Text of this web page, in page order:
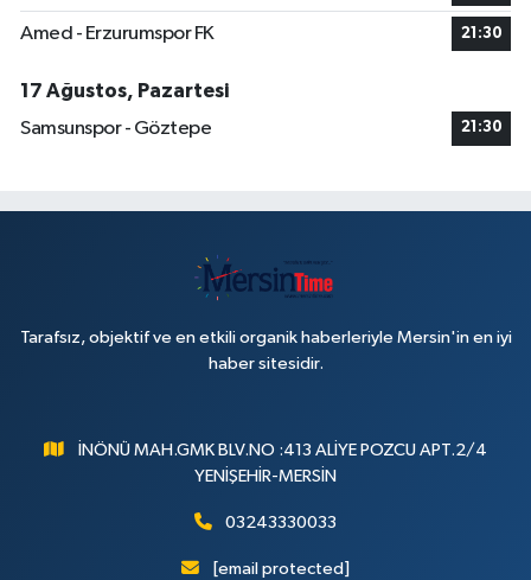
Amed - Erzurumspor FK 21:30
17 Ağustos, Pazartesi
Samsunspor - Göztepe
21:30
Tarafsız, objektif ve en etkili organik haberleriyle Mersin'in en iyi
haber sitesidir.
İNÖNÜ MAH.GMK BLV.NO :413 ALİYE POZCU APT.2/4
YENİŞEHİR-MERSİN
03243330033
[email protected]